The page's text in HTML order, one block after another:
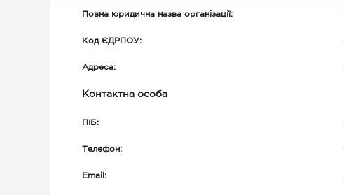
Повна юридична назва організації:
Код ЄДРПОУ:
Адреса:
Контактна особа
ПІБ:
Телефон:
Email: